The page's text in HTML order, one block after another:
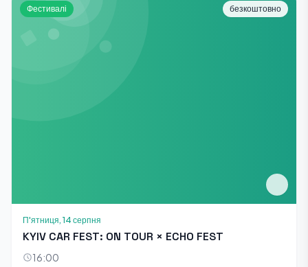
Фестивалі безкоштовно
П'ятниця, 14 серпня
KYIV CAR FEST: ON TOUR × ECHO FEST
16:00